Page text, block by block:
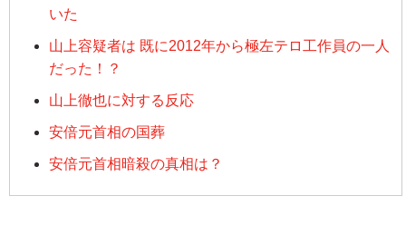
いた
山上容疑者は 既に2012年から極左テロ工作員の一人
だった！？
山上徹也に対する反応
安倍元首相の国葬
安倍元首相暗殺の真相は？